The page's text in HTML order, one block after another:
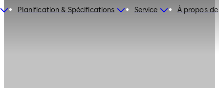
Planification & Spécifications Service À propos de